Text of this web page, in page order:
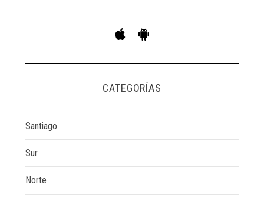
CATEGORÍAS
Santiago
Sur
Norte